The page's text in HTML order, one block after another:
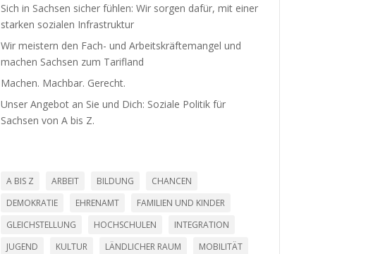
Sich in Sachsen sicher fühlen: Wir sorgen dafür, mit einer
starken sozialen Infra­struktur
Wir meistern den Fach- und Arbeits­kräf­te­mangel und
machen Sachsen zum Tarifland
Machen. Machbar. Gerecht.
Unser Angebot an Sie und Dich: Soziale Politik für
Sachsen von A bis Z.
A BIS Z ARBEIT BILDUNG
CHANCEN
DEMOKRATIE
EHRENAMT
FAMILIEN UND KINDER
GLEICHSTELLUNG
HOCHSCHULEN
INTEGRATION
JUGEND
KULTUR LÄNDLICHER RAUM
MOBILITÄT